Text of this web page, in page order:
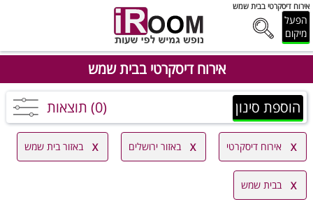
אירוח דיסקרטי בבית שמש
הפעל
מיקום
אירוח דיסקרטי בבית שמש
הוספת סינון (0) תוצאות
אירוח דיסקרטי באזור ירושלים באזור בית שמש
בבית שמש